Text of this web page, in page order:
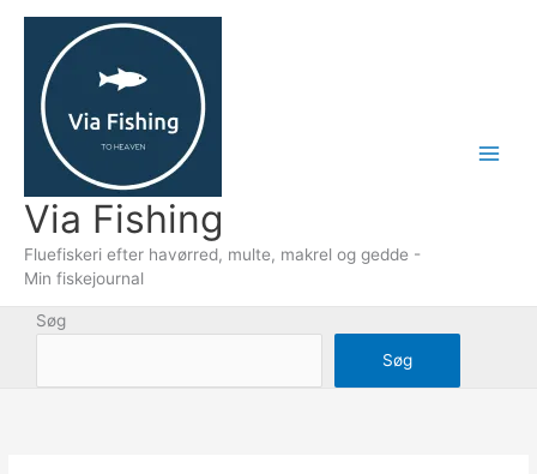
indholdet
Via Fishing
Fluefiskeri efter havørred, multe, makrel og gedde -
Min fiskejournal
Søg
Søg